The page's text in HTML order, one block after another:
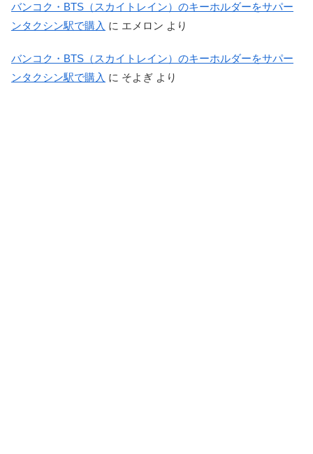
バンコク・BTS（スカイトレイン）のキーホルダーをサパー
ンタクシン駅で購入 に エメロン より
バンコク・BTS（スカイトレイン）のキーホルダーをサパー
ンタクシン駅で購入 に そよぎ より